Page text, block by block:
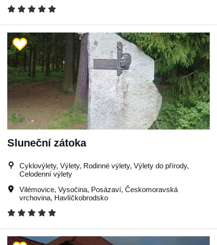
Sluneční zátoka
Cyklovýlety, Výlety, Rodinné výlety, Výlety do přírody,
Celodenní výlety
Vilémovice, Vysočina, Posázaví, Českomoravská
vrchovina, Havlíčkobrodsko